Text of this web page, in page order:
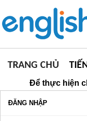
TRANG CHỦ
Để thực hiện
ĐĂNG NHẬP